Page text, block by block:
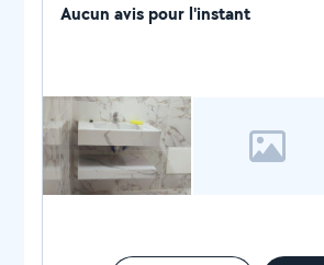
et rénovation. N hésitez pas à me
Aucun avis pour l'instant